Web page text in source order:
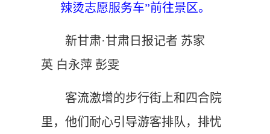
辣烫志愿服务车”前往景区。
新甘肃·甘肃日报记者 苏家
英 白永萍 彭雯
客流激增的步行街上和四合院
里，他们耐心引导游客排队，排忧